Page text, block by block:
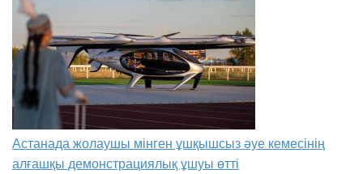
Астанада жолаушы мінген ұшқышсыз әуе кемесінің
алғашқы демонстрациялық ұшуы өтті